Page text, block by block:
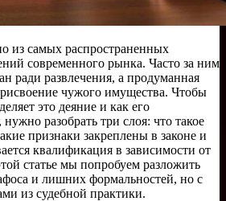
самых распространенных
современного рынка. Часто за ним
ради развлечения, а продуманная
чужого имущества. Чтобы
это деяние и как его
разобрать три слоя: что такое
признаки закреплены в законе и
квалификация в зависимости от
статье мы попробуем разложить
и лишних формальностей, но с
из судебной практики.